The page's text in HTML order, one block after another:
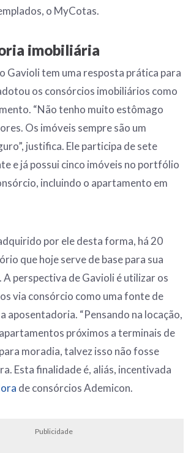
o MyCotas.
imobiliária
Gavioli tem uma resposta prática para
os consórcios imobiliários como
“Não tenho muito estômago
Os imóveis sempre são um
justifica. Ele participa de sete
e já possui cinco imóveis no portfólio
incluindo o apartamento em
por ele desta forma, há 20
que hoje serve de base para sua
A perspectiva de Gavioli é utilizar os
via consórcio como uma fonte de
aposentadoria. “Pensando na locação,
próximos a terminais de
moradia, talvez isso não fosse
Esta finalidade é, aliás, incentivada
de consórcios Ademicon.
Publicidade